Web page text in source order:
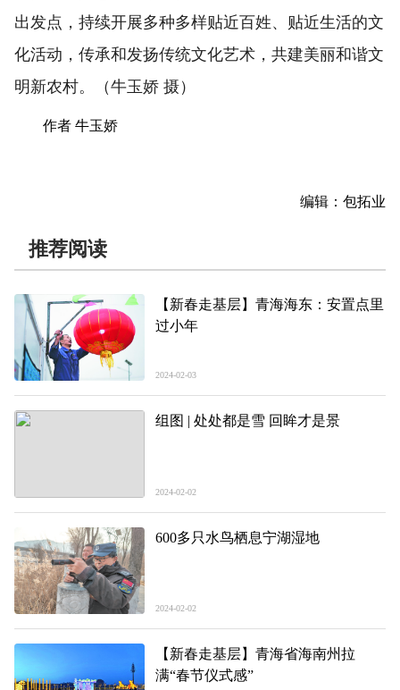
出发点，持续开展多种多样贴近百姓、贴近生活的文
化活动，传承和发扬传统文化艺术，共建美丽和谐文
明新农村。（牛玉娇 摄）
作者 牛玉娇
编辑：包拓业
推荐阅读
【新春走基层】青海海东：安置点里
过小年
2024-02-03
组图 | 处处都是雪 回眸才是景
2024-02-02
600多只水鸟栖息宁湖湿地
2024-02-02
【新春走基层】青海省海南州拉
满“春节仪式感”